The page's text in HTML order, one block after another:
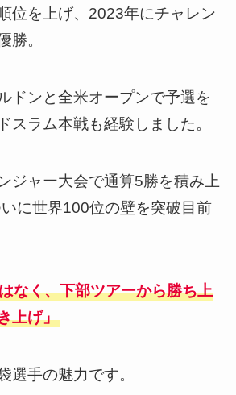
位を上げ、2023年にチャレン
勝。
ドンと全米オープンで予選を
スラム本戦も経験しました。
ジャー大会で通算5勝を積み上
に世界100位の壁を突破目前
なく、下部ツアーから勝ち上
上げ」
選手の魅力です。